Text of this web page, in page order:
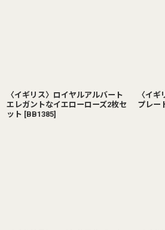
〈イギリス〉ロイヤルアルバート
エレガントなイエローローズ2枚セ
ット [BB1385]
〈イ
プレ